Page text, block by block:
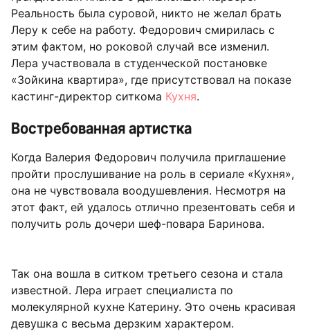
Реальность была суровой, никто не желал брать
Леру к себе на работу. Федорович смирилась с
этим фактом, но роковой случай все изменил.
Лера участвовала в студенческой постановке
«Зойкина квартира», где присутствовал на показе
кастинг-директор ситкома Кухня.
Востребованная артистка
Когда Валерия Федорович получила приглашение
пройти прослушивание на роль в сериале «Кухня»,
она не чувствовала воодушевления. Несмотря на
этот факт, ей удалось отлично презентовать себя и
получить роль дочери шеф-повара Баринова.
Так она вошла в ситком третьего сезона и стала
известной. Лера играет специалиста по
молекулярной кухне Катерину. Это очень красивая
девушка с весьма дерзким характером.